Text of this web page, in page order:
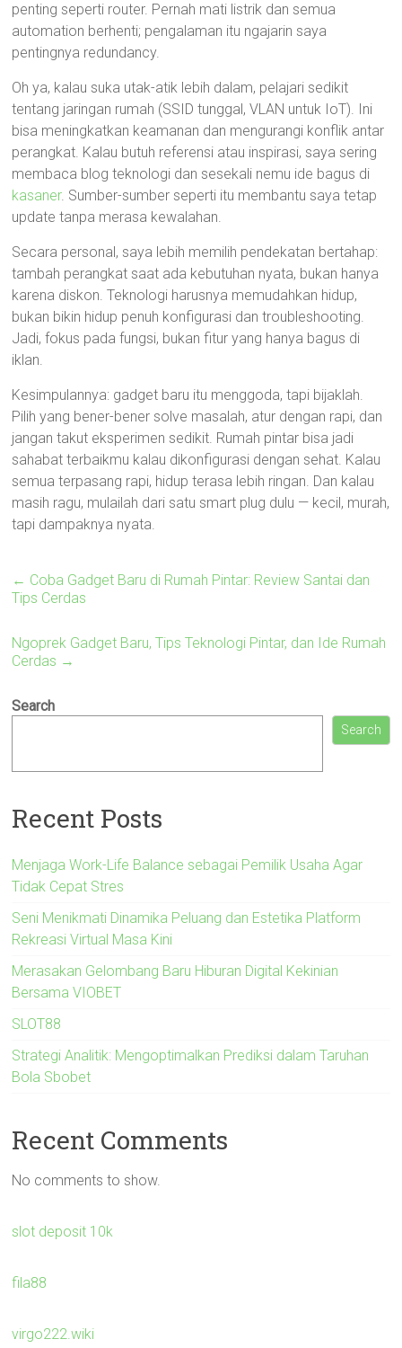
penting seperti router. Pernah mati listrik dan semua
automation berhenti; pengalaman itu ngajarin saya
pentingnya redundancy.
Oh ya, kalau suka utak-atik lebih dalam, pelajari sedikit
tentang jaringan rumah (SSID tunggal, VLAN untuk IoT). Ini
bisa meningkatkan keamanan dan mengurangi konflik antar
perangkat. Kalau butuh referensi atau inspirasi, saya sering
membaca blog teknologi dan sesekali nemu ide bagus di
kasaner. Sumber-sumber seperti itu membantu saya tetap
update tanpa merasa kewalahan.
Secara personal, saya lebih memilih pendekatan bertahap:
tambah perangkat saat ada kebutuhan nyata, bukan hanya
karena diskon. Teknologi harusnya memudahkan hidup,
bukan bikin hidup penuh konfigurasi dan troubleshooting.
Jadi, fokus pada fungsi, bukan fitur yang hanya bagus di
iklan.
Kesimpulannya: gadget baru itu menggoda, tapi bijaklah.
Pilih yang bener-bener solve masalah, atur dengan rapi, dan
jangan takut eksperimen sedikit. Rumah pintar bisa jadi
sahabat terbaikmu kalau dikonfigurasi dengan sehat. Kalau
semua terpasang rapi, hidup terasa lebih ringan. Dan kalau
masih ragu, mulailah dari satu smart plug dulu — kecil, murah,
tapi dampaknya nyata.
← Coba Gadget Baru di Rumah Pintar: Review Santai dan
Tips Cerdas
Ngoprek Gadget Baru, Tips Teknologi Pintar, dan Ide Rumah
Cerdas →
Search
Search
Recent Posts
Menjaga Work-Life Balance sebagai Pemilik Usaha Agar
Tidak Cepat Stres
Seni Menikmati Dinamika Peluang dan Estetika Platform
Rekreasi Virtual Masa Kini
Merasakan Gelombang Baru Hiburan Digital Kekinian
Bersama VIOBET
SLOT88
Strategi Analitik: Mengoptimalkan Prediksi dalam Taruhan
Bola Sbobet
Recent Comments
No comments to show.
slot deposit 10k
fila88
virgo222.wiki